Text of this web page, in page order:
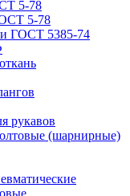
5-78
5-78
ГОСТ 5385-74
рукавов
(шарнирные)